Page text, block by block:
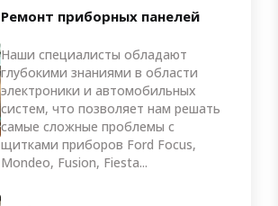
Ремонт приборных панелей
Наши специалисты обладают
глубокими знаниями в области
электроники и автомобильных
систем, что позволяет нам решать
самые сложные проблемы с
щитками приборов Ford Focus,
Mondeo, Fusion, Fiesta...